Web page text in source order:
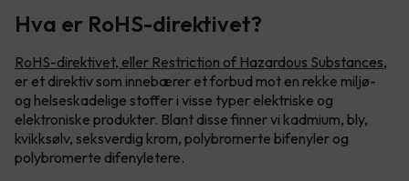
Hva er RoHS-direktivet?
RoHS-direktivet, eller Restriction of Hazardous Substances,
er et direktiv som innebærer et forbud mot en rekke miljø-
og helseskadelige stoffer i visse typer elektriske og
elektroniske produkter. Blant disse finner vi kadmium, bly,
kvikksølv, seksverdig krom, polybromerte bifenyler og
polybromerte difenyletere.